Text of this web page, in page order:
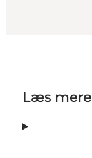
Læs mere